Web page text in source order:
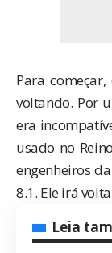
Para começar,
voltando. Por
era
usado no
engenheiros
8.1. Ele irá
Leia